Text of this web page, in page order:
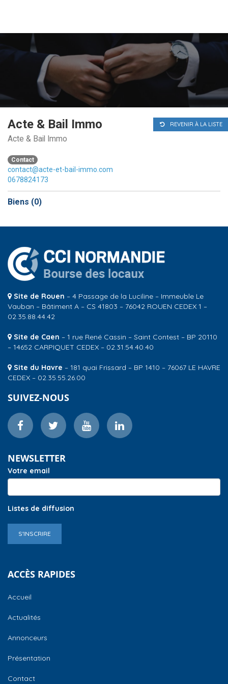
Accueil
REVENIR À LA LISTE
Acte & Bail Immo
Acte & Bail Immo
Contact
contact@acte-et-bail-immo.com
0678824173
Biens (0)
Site de Rouen – 4 Passage de la Luciline – Immeuble Le
Vauban – Bâtiment A – CS 41803 – 76042 ROUEN CEDEX 1 –
02.35.88.44.42
Site de Caen – 1 rue René Cassin – Saint Contest – BP 20110
– 14652 CARPIQUET CEDEX – 02.31.54.40.40
Site du Havre – 181 quai Frissard – BP 1410 – 76067 LE HAVRE
CEDEX – 02.35.55.26.00
SUIVEZ-NOUS
NEWSLETTER
Votre email
Listes de diffusion
S'INSCRIRE
ACCÈS RAPIDES
Accueil
Actualités
Annonceurs
Présentation
Contact